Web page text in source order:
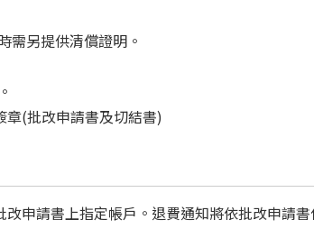
需另提供清償證明。
章(批改申請書及切結書)
申請書上指定帳戶。退費通知將依批改申請書